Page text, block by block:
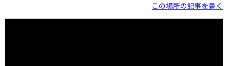
この場所の記事を書く